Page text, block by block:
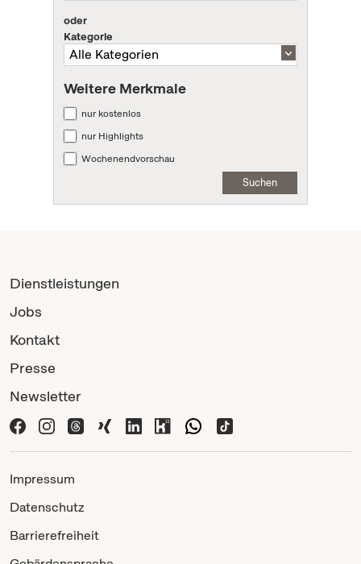
oder
Kategorie
Weitere Merkmale
nur kostenlos
nur Highlights
Wochenendvorschau
Suchen
Dienstleistungen
Jobs
Kontakt
Presse
Newsletter
Impressum
Datenschutz
Barrierefreiheit